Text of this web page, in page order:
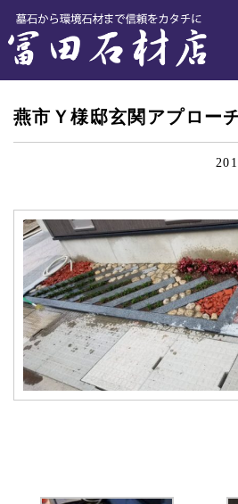
施工ギャラ
燕市Ｙ様邸玄関アプロー